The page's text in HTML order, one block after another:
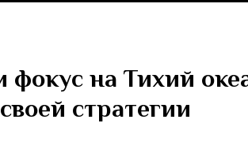
на Тихий
стратегии